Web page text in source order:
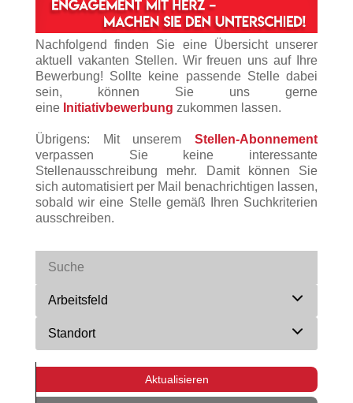
Nachfolgend finden Sie eine Übersicht unserer
aktuell vakanten Stellen. Wir freuen uns auf Ihre
Bewerbung! Sollte keine passende Stelle dabei
sein, können Sie uns gerne
eine Initiativbewerbung zukommen lassen.
Übrigens: Mit unserem Stellen-Abonnement
verpassen Sie keine interessante
Stellenausschreibung mehr. Damit können Sie
sich automatisiert per Mail benachrichtigen lassen,
sobald wir eine Stelle gemäß Ihren Suchkriterien
ausschreiben.
Arbeitsfeld
Standort
Aktualisieren